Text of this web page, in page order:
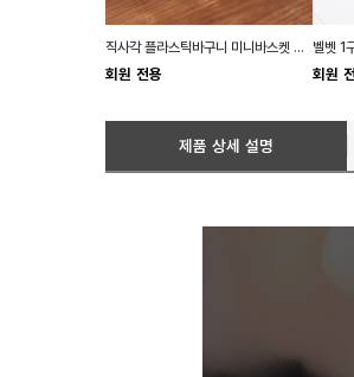
직사각 플라스틱바구니 미니바스켓 손잡이 소품
회원 전용 회원
제품 상세 설명